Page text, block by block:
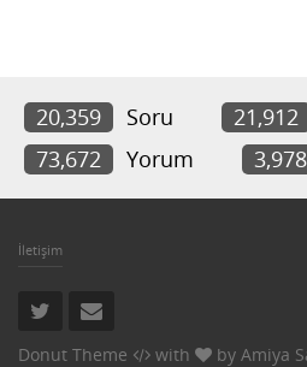
20,359 Soru 21,912
73,672
Yorum
İletişim
Donut Theme with by Amiya